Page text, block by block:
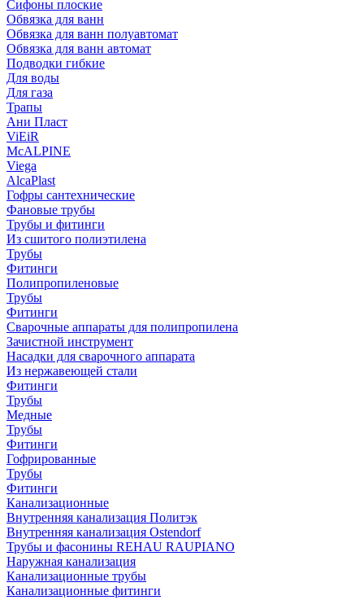
Сифоны плоские
Обвязка для ванн
Обвязка для ванн полуавтомат
Обвязка для ванн автомат
Подводки гибкие
Для воды
Для газа
Трапы
Ани Пласт
ViEiR
McALPINE
Viega
AlcaPlast
Гофры сантехнические
Фановые трубы
Трубы и фитинги
Из сшитого полиэтилена
Трубы
Фитинги
Полипропиленовые
Трубы
Фитинги
Сварочные аппараты для полипропилена
Зачистной инструмент
Насадки для сварочного аппарата
Из нержавеющей стали
Фитинги
Трубы
Медные
Трубы
Фитинги
Гофрированные
Трубы
Фитинги
Канализационные
Внутренняя канализация Политэк
Внутренняя канализация Ostendorf
Трубы и фасонины REHAU RAUPIANO
Наружная канализация
Канализационные трубы
Канализационные фитинги